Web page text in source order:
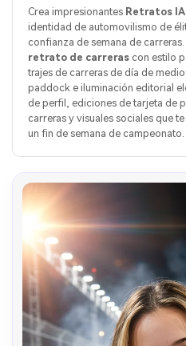
Crea impresionantes Retratos
identidad de automovilismo de
confianza de semana de
retrato de carreras con estilo
trajes de carreras de día de
paddock e iluminación editorial
de perfil, ediciones de tarjeta de
carreras y visuales sociales que
un fin de semana de campeonato.